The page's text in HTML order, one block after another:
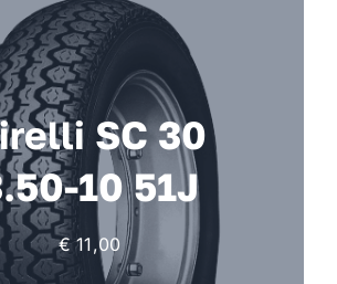
SC 30
10 51J
€11,00